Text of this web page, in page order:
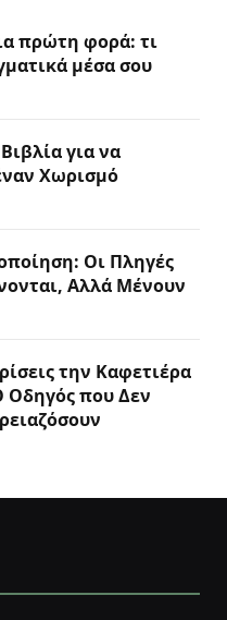
πρώτη φορά: τι
μέσα σου
για να
Χωρισμό
Οι Πληγές
Αλλά Μένουν
την Καφετιέρα
Οδηγός που Δεν